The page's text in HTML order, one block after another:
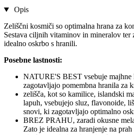
Opis
Zeliščni kosmiči so optimalna hrana za
Sestava ciljnih vitaminov in mineralov ter
idealno oskrbo s hranili.
Posebne lastnosti:
NATURE'S BEST vsebuje
zagotavljajo pomembna hranila za
zelišča, kot so kamilice, islandski
lapuh, vsebujejo sluz, flavonoide,
snovi, ki zagotavljajo optimalno
BREZ PRAHU, zaradi okusne
Zato je idealna za hranjenje na